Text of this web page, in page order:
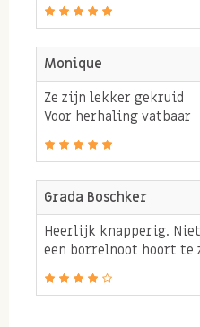
Monique
Ze zijn lekker gekruid
Voor herhaling vatbaar
Grada Boschker
Heerlijk knapperig.
een borrelnoot hoort te